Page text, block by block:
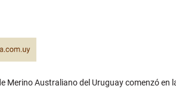
Merino Australiano del Uruguay comenzó